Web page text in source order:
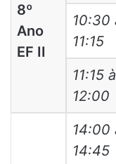
8º
Ano
EF II
10:30
11:15
11:15
12:00
14:00
14:45